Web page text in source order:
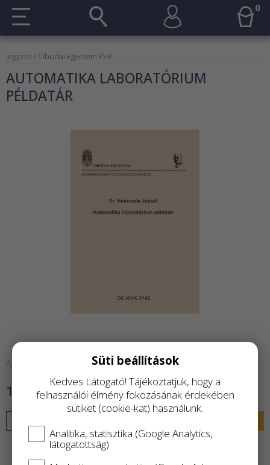
0
Jegyzet / Óbudai Egyetem KVK
AUTOMATIKA LABORATÓRIUM
PÉLDATÁR
Azonnal raktárról
1 100 Ft
Süti beállítások
Kedves Látogató! Tájékoztatjuk, hogy a
felhasználói élmény fokozásának érdekében
sütiket (cookie-kat) használunk.
Analitika, statisztika (Google Analytics,
látogatottság)